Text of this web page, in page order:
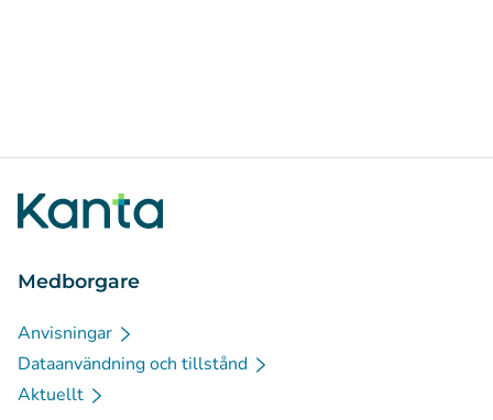
Medborgare
Anvisningar
Dataanvändning och tillstånd
Aktuellt